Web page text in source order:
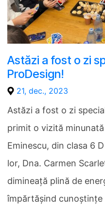
Astăzi a fost o zi
ProDesign!
21, dec., 2023
Astăzi a fost o zi
primit o vizită
Eminescu, din clasa 6
lor, Dna. Carmen
dimineață plină de
împărtășind cunoștințe